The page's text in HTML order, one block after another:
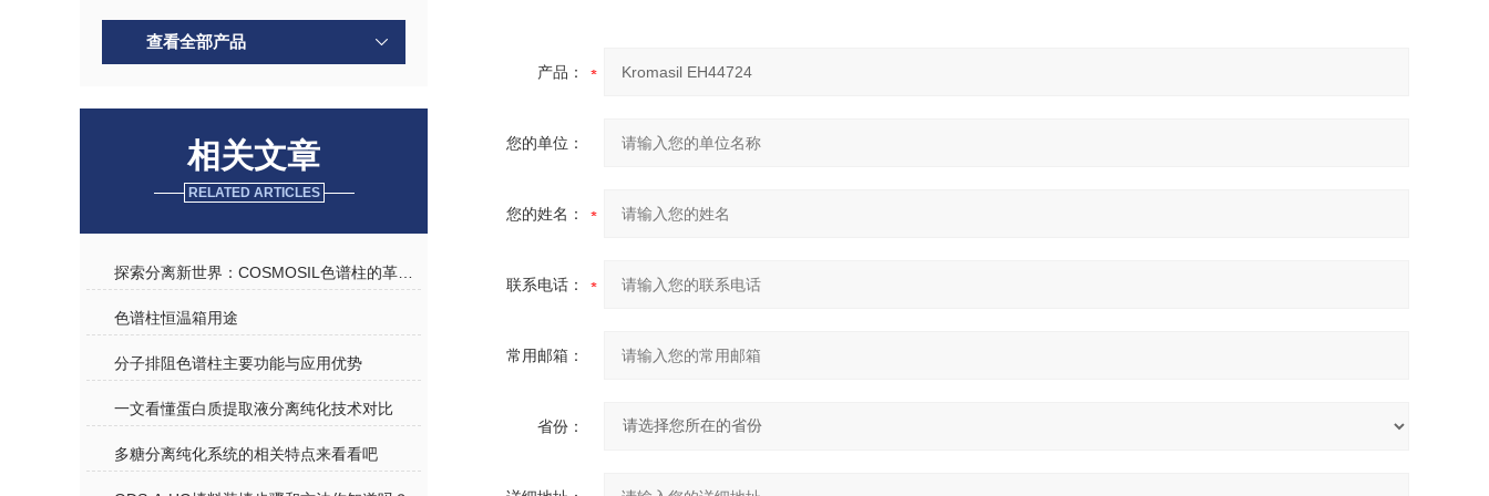
查看全部产品
相关文章
RELATED ARTICLES
色谱柱恒温箱用途
分子排阻色谱柱主要功能与应用优势
一文看懂蛋白质提取液分离纯化技术对比
多糖分离纯化系统的相关特点来看看吧
产品：
您的单位：
您的姓名：
联系电话：
常用邮箱：
省份：